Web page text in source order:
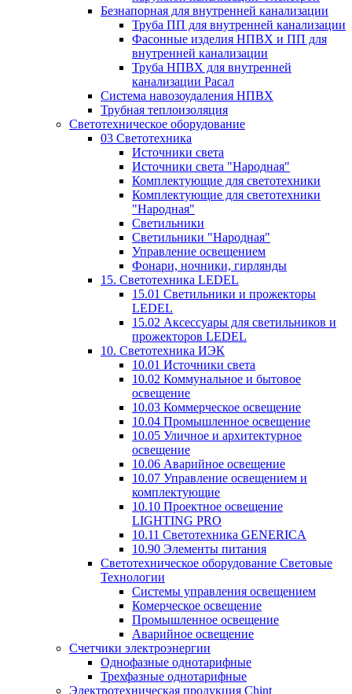
Безнапорная для внутренней канализации
Труба ПП для внутренней канализации
Фасонные изделия НПВХ и ПП для
внутренней канализации
Труба НПВХ для внутренней
канализации Расал
Система навозоудаления НПВХ
Трубная теплоизоляция
Светотехническое оборудование
03 Светотехника
Источники света
Источники света "Народная"
Комплектующие для светотехники
Комплектующие для светотехники
"Народная"
Светильники
Светильники "Народная"
Управление освещением
Фонари, ночники, гирлянды
15. Светотехника LEDEL
15.01 Светильники и прожекторы
LEDEL
15.02 Аксессуары для светильников и
прожекторов LEDEL
10. Светотехника ИЭК
10.01 Источники света
10.02 Коммунальное и бытовое
освещение
10.03 Коммерческое освещение
10.04 Промышленное освещение
10.05 Уличное и архитектурное
освещение
10.06 Аварийное освещение
10.07 Управление освещением и
комплектующие
10.10 Проектное освещение
LIGHTING PRO
10.11 Светотехника GENERICA
10.90 Элементы питания
Светотехническое оборудование Световые
Технологии
Системы управления освещением
Комерческое освещение
Промышленное освещение
Аварийное освещение
Счетчики электроэнергии
Однофазные однотарифные
Трехфазные однотарифные
Электротехническая продукция Chint